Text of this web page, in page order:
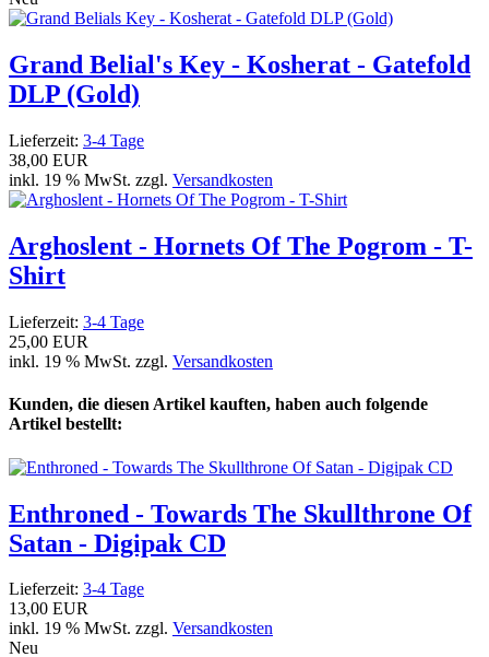
Grand Belial's Key - Kosherat - Gatefold
DLP (Gold)
Lieferzeit: 3-4 Tage
38,00 EUR
inkl. 19 % MwSt. zzgl. Versandkosten
Arghoslent - Hornets Of The Pogrom - T-
Shirt
Lieferzeit: 3-4 Tage
25,00 EUR
inkl. 19 % MwSt. zzgl. Versandkosten
Kunden, die diesen Artikel kauften, haben auch folgende
Artikel bestellt:
Enthroned - Towards The Skullthrone Of
Satan - Digipak CD
Lieferzeit: 3-4 Tage
13,00 EUR
inkl. 19 % MwSt. zzgl. Versandkosten
Neu